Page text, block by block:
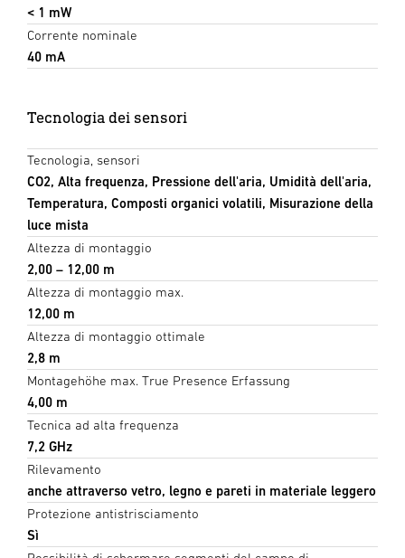
< 1 mW
Corrente nominale
40 mA
Tecnologia dei sensori
Tecnologia, sensori
CO2, Alta frequenza, Pressione dell'aria, Umidità dell'aria,
Temperatura, Composti organici volatili, Misurazione della
luce mista
Altezza di montaggio
2,00 – 12,00 m
Altezza di montaggio max.
12,00 m
Altezza di montaggio ottimale
2,8 m
Montagehöhe max. True Presence Erfassung
4,00 m
Tecnica ad alta frequenza
7,2 GHz
Rilevamento
anche attraverso vetro, legno e pareti in materiale leggero
Protezione antistrisciamento
Sì